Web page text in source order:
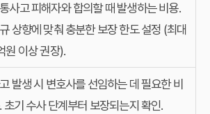
사고 피해자와 합의할 때 발생하는 비용.
상향에 맞춰 충분한 보장 한도 설정 (최대
원 이상 권장).
발생 시 변호사를 선임하는 데 필요한 비
초기 수사 단계부터 보장되는지 확인.